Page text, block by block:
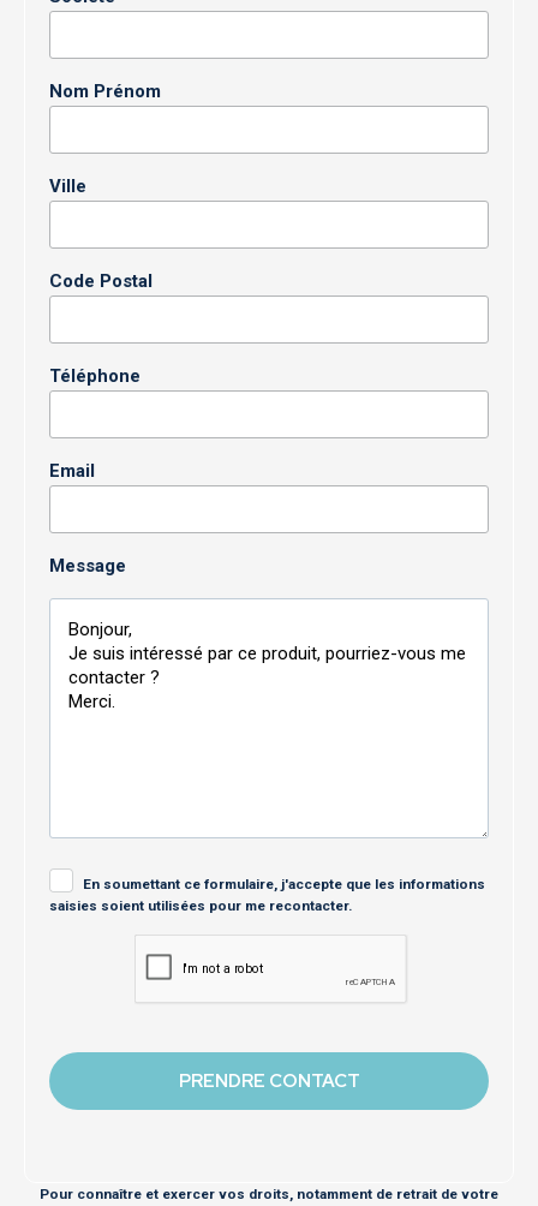
Nom Prénom
Ville
Code Postal
Téléphone
Email
Message
En soumettant ce formulaire, j'accepte que les informations
saisies soient utilisées pour me recontacter.
Pour connaître et exercer vos droits, notamment de retrait de votre